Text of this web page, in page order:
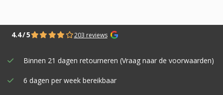
4.4/5 203 reviews
Binnen 21 dagen retourneren (Vraag naar de voorwaarden)
6 dagen per week bereikbaar